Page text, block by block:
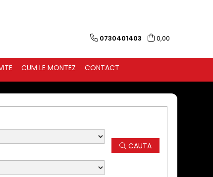
0730401403 0,00
CUM LE MONTEZ CONTACT
CAUTA